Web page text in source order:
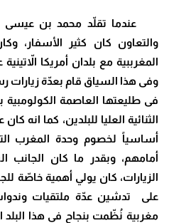
عندما تقلّد محمد بن عيسى
والتعاون كان كثير الأسفار،
المغرببية مع بلدان أمريكا
وفى هذا السياق قام بعدّة زيارات
فى طليعتها العاصمة
الثنائية العليا للبلدين، كما انه
أساسياً لخصوم وحدة المغرب
أمامهم، وبقدر ما كان الجانب
الزيارات، كان يولي أهمية خاصّة
على تدشين عدّة ملتقيات
مغربية نُظّمت بنجاح فى هذا البلد